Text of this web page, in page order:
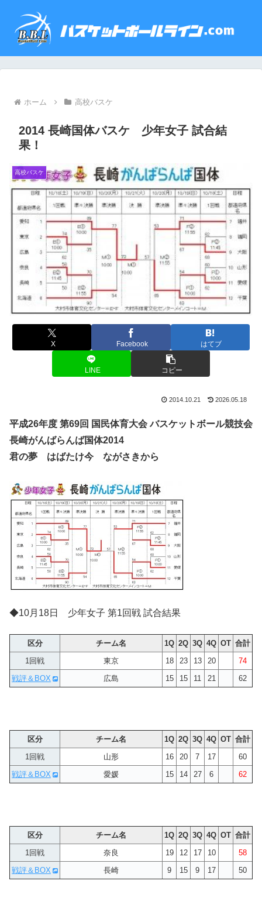
ホーム 高校バスケ
2014 長崎国体バスケ 少年女子 試合結
果！
高校バスケ
X Facebook はてブ
LINE コピー
2014.10.21 2026.05.18
平成26年度 第69回 国民体育大会 バスケットボール競技会
長崎がんばらんば国体2014
君の夢 はばたけ今 ながさきから
◆10月18日 少年女子 第1回戦 試合結果
区分 チーム名 1Q 2Q 3Q 4Q OT 合計
1回戦
東京 18 23 13 20
74
戦評＆BOX
広島 15 15 11 21 62
区分 チーム名 1Q 2Q 3Q 4Q OT 合計
1回戦
山形 16 20 7 17
60
戦評＆BOX
愛媛 15 14 27 6 62
区分 チーム名 1Q 2Q 3Q 4Q OT 合計
1回戦
奈良 19 12 17 10
58
戦評＆BOX
長崎 9 15 9 17 50